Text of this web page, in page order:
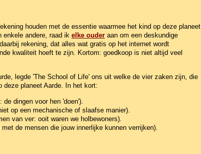
houden met de essentie waarmee het kind op deze planeet
enkele andere, raad ik elke ouder aan om een deskundige
rekening, dat alles wat gratis op het internet wordt
kwaliteit hoeft te zijn. Kortom: goedkoop is niet altijd veel
legde 'The School of Life' ons uit welke de vier zaken zijn, die
deze planeet Aarde. In het kort:
dingen voor hen 'doen').
op een mechanische of slaafse manier).
van ver: ooit waren we holbewoners).
de mensen die jouw innerlijke kunnen verrijken).